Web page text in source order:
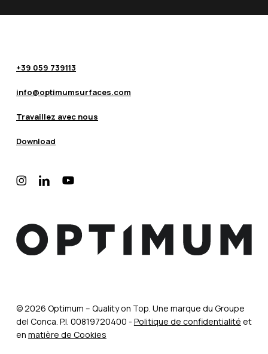
+39 059 739113
info@optimumsurfaces.com
Travaillez avec nous
Download
instagram
linkedinyoutube
© 2026 Optimum – Quality on Top. Une marque du Groupe
del Conca. P.I. 00819720400 - Politique de confidentialité et
en matière de Cookies